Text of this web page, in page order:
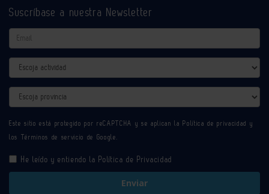
Suscríbase a nuestra Newsletter
Email
Actividad
Provincia
Este sitio está protegido por reCAPTCHA y se aplican laPolítica de privacidad y
los Términos de servicio de Google.
He leído y entiendo la Política de Privacidad
Enviar